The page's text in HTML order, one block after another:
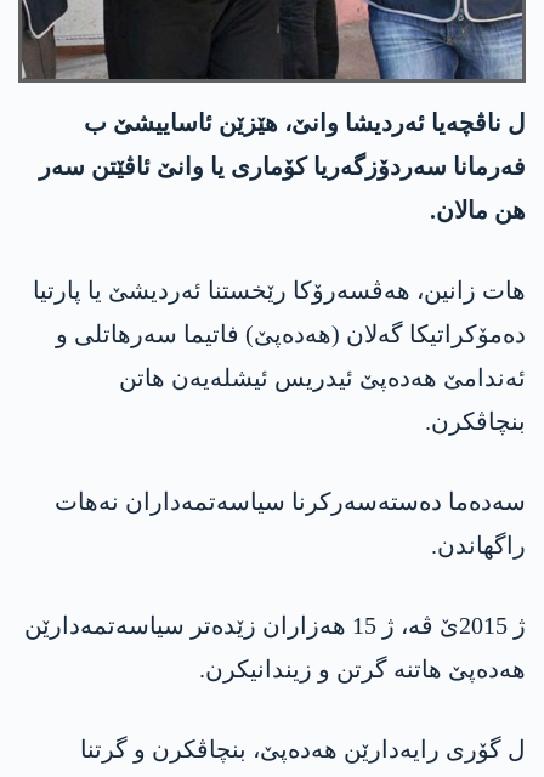
ل ناڤچەیا ئەردیشا وانێ، هێزێن ئاساییشێ ب
فەرمانا سەردۆزگەریا کۆماری یا وانێ ئاڤێتن سەر
هن مالان.
هات زانین، هەڤسەرۆکا رێخستنا ئەردیشێ یا پارتیا
دەمۆکراتیکا گەلان (هه‌ده‌پێ) فاتیما سەرهاتلی و
ئەندامێ هه‌ده‌پێ ئیدریس ئیشلەیەن هاتن
بنچاڤکرن.
سەدەما دەستەسەرکرنا سیاسەتمەداران نەهات
راگهاندن.
ژ 2015ێ ڤە، ژ 15 هەزاران زێدەتر سیاسەتمەدارێن
هه‌ده‌پێ هاتنە گرتن و زیندانیکرن.
ل گۆری رایەدارێن هه‌ده‌پێ، بنچاڤکرن و گرتنا